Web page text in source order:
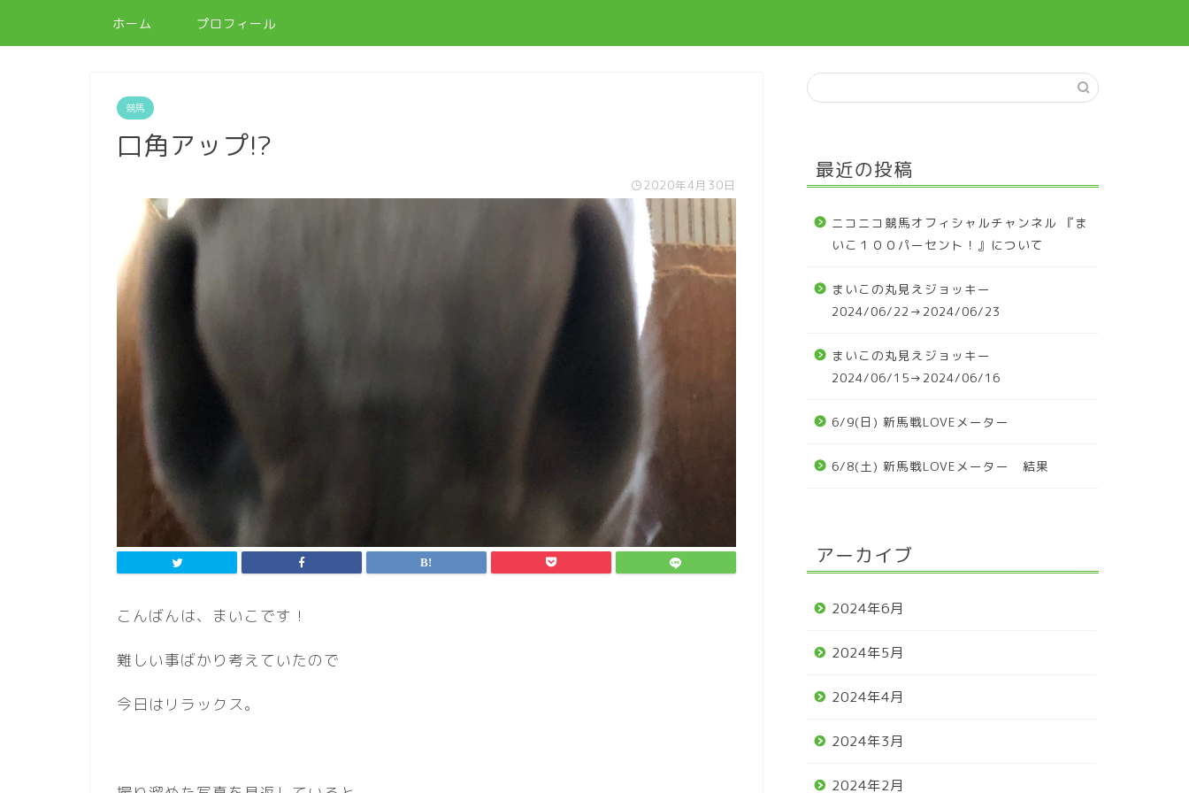
ホーム プロフィール
競馬
口角アップ!?
2020年4月30日
こんばんは、まいこです！
難しい事ばかり考えていたので
今日はリラックス。
最近の投稿
ニコニコ競馬オフィシャルチャンネル 『ま
いこ１００パーセント！』について
まいこの丸見えジョッキー
2024/06/22→2024/06/23
まいこの丸見えジョッキー
2024/06/15→2024/06/16
6/9(日) 新馬戦LOVEメーター
6/8(土) 新馬戦LOVEメーター 結果
アーカイブ
2024年6月
2024年5月
2024年4月
2024年3月
2024年2月